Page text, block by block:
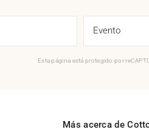
Esta página está protegido por
Más acerca de